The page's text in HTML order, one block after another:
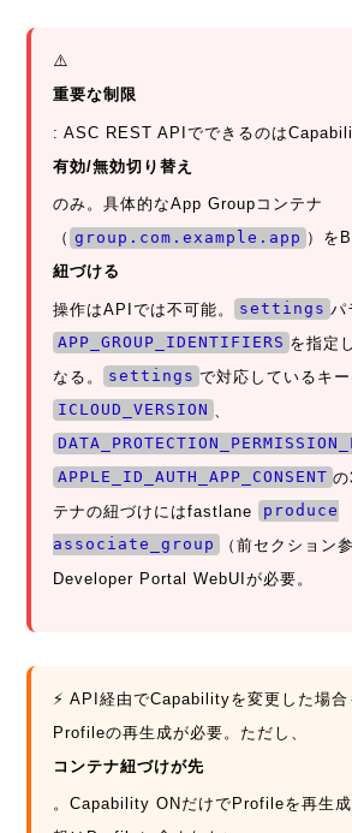
⚠️
重要な制限
: ASC REST APIでできるのは
有効/無効切り替え
のみ。具体的なApp Groupコンテナ
（ group.com.example.app ）を
紐づける
操作はAPIでは不可能。 settings パ
APP_GROUP_IDENTIFIERS を指定
なる。
settings で対応しているキー
ICLOUD_VERSION
APPLE_ID_AUTH_APP_CONSENT
テナの紐づけにはfastlane
produce
associate_group
（前セクション
Developer Portal WebUIが必要。
⚡ API経由でCapabilityを変更した場
Profileの再生成が必要。ただし、
コンテナ紐づけが先
。Capability ONだけでProfileを再生